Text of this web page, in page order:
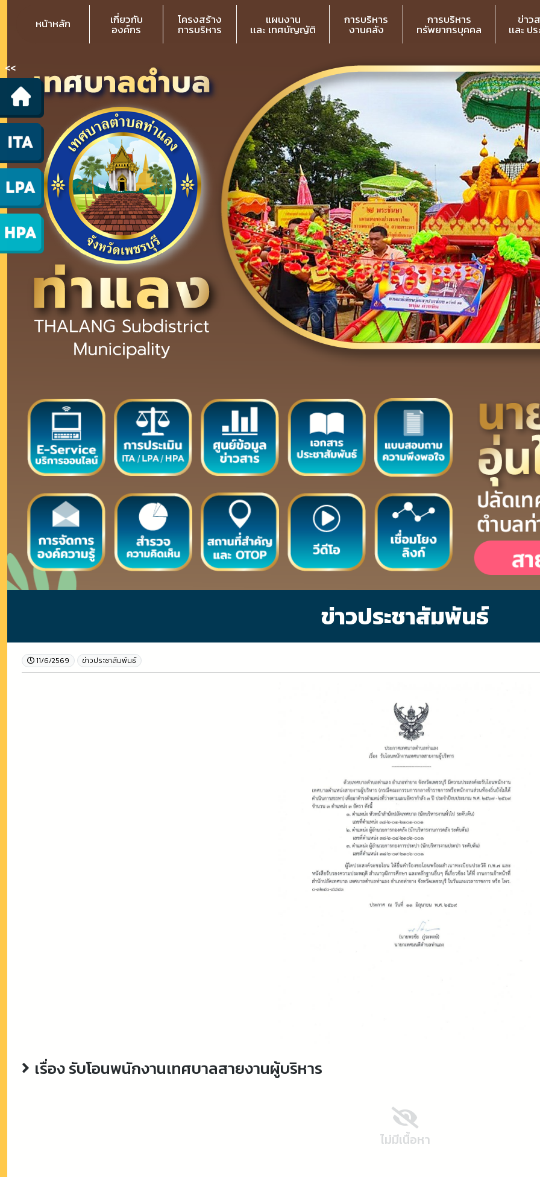
<<
หน้าหลัก เกี่ยวกับ
องค์กร
โครงสร้าง
การบริหาร
แผนงาน
เเละ เทศบัญญัติ
การบริหาร
งานคลัง
การบริหาร
ทรัพยากรบุคคล
ข่าว
เเละ ป
ข่าวประชาสัมพันธ์
11/6/2569 ข่าวประชาสัมพันธ์
เรื่อง รับโอนพนักงานเทศบาลสายงานผู้บริหาร
ไม่มีเนื้อหา